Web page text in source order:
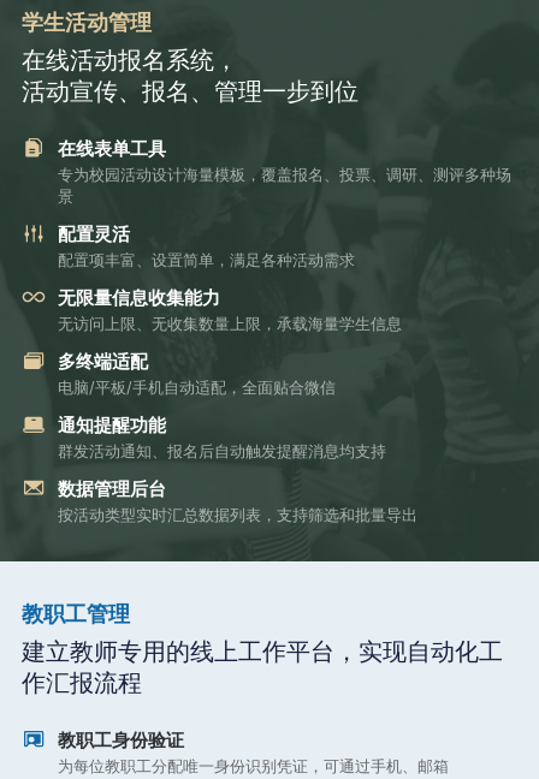
学生活动管理
在线活动报名系统，
活动宣传、报名、管理一步到位
在线表单工具
专为校园活动设计海量模板，覆盖报名、投票、调研、测评多种场
景
配置灵活
配置项丰富、设置简单，满足各种活动需求
无限量信息收集能力
无访问上限、无收集数量上限，承载海量学生信息
多终端适配
电脑/平板/手机自动适配，全面贴合微信
通知提醒功能
群发活动通知、报名后自动触发提醒消息均支持
数据管理后台
按活动类型实时汇总数据列表，支持筛选和批量导出
教职工管理
建立教师专用的线上工作平台，实现自动化工
作汇报流程
教职工身份验证
为每位教职工分配唯一身份识别凭证，可通过手机、邮箱